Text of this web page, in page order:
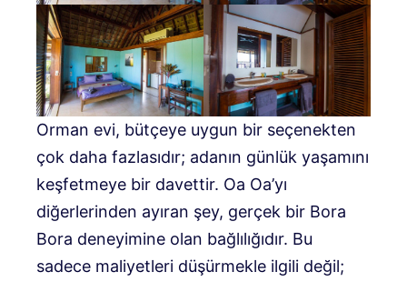
Orman evi, bütçeye uygun bir seçenekten
çok daha fazlasıdır; adanın günlük yaşamını
keşfetmeye bir davettir. Oa Oa’yı
diğerlerinden ayıran şey, gerçek bir Bora
Bora deneyimine olan bağlılığıdır. Bu
sadece maliyetleri düşürmekle ilgili değil;